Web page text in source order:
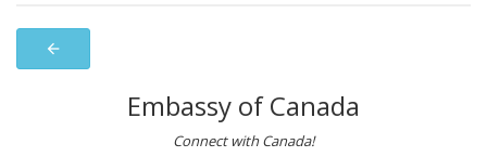
arrow_back
Embassy of Canada
Connect with Canada!